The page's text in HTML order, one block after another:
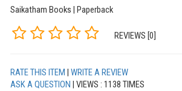
Saikatham Books | Paperback
REVIEWS [0]
RATE THIS ITEM
WRITE A REVIEW
ASK A QUESTION
| VIEWS : 1138 TIMES